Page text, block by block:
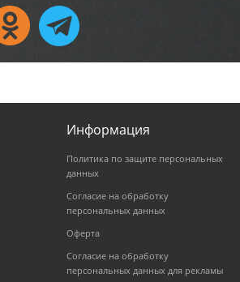
Информация
Политика по защите персональных
данных
Согласие на обработку
персональных данных
Оферта
Согласие на обработку
персональных данных для рекламы